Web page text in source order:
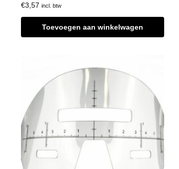
€3,57 incl. btw
Toevoegen aan winkelwagen